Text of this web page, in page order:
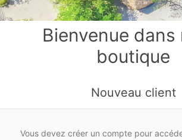
Bienvenue dans
boutique
Nouveau client
Vous devez créer un compte pour